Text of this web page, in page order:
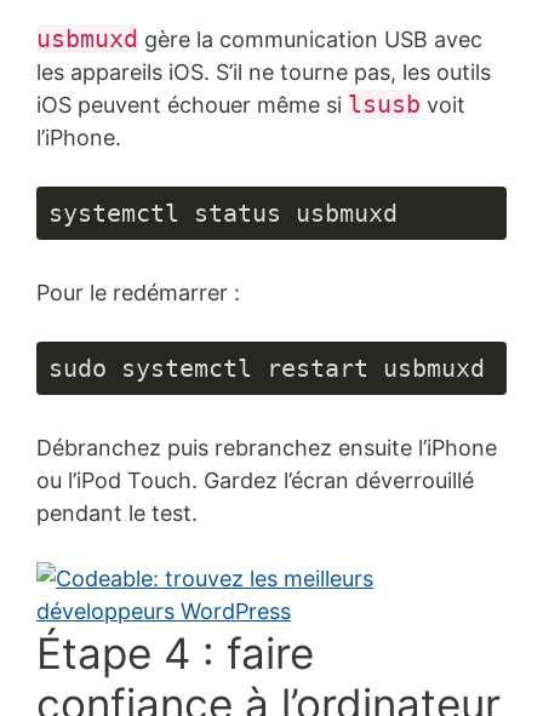
usbmuxd gère la communication USB avec
les appareils iOS. S’il ne tourne pas, les outils
iOS peuvent échouer même si lsusb voit
l’iPhone.
systemctl status usbmuxd
Pour le redémarrer :
sudo systemctl restart usbmuxd
Débranchez puis rebranchez ensuite l’iPhone
ou l’iPod Touch. Gardez l’écran déverrouillé
pendant le test.
Étape 4 : faire
confiance à l’ordinateur